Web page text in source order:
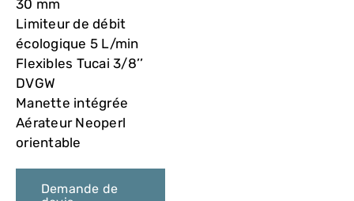
RECEVEURS DE DOUCHE
ROBINETTERIE
CONTACT
30 mm
Limiteur de débit
écologique 5 L/min
Flexibles Tucai 3/8’’
DVGW
Manette intégrée
Aérateur Neoperl
orientable
Demande de